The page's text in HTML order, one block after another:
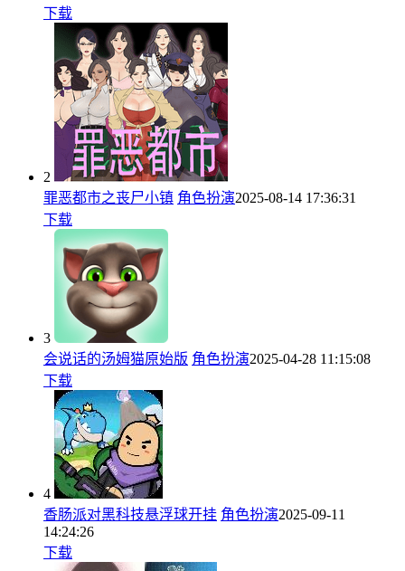
下载
2
罪恶都市之丧尸小镇 角色扮演2025-08-14 17:36:31
下载
3
会说话的汤姆猫原始版 角色扮演2025-04-28 11:15:08
下载
4
香肠派对黑科技悬浮球开挂 角色扮演2025-09-11
14:24:26
下载